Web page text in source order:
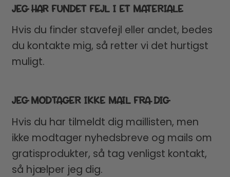
JEG HAR FUNDET FEJL I ET MATERIALE
Hvis du finder stavefejl eller andet, bedes
du kontakte mig, så retter vi det hurtigst
muligt.
JEG MODTAGER IKKE MAIL FRA DIG
Hvis du har tilmeldt dig maillisten, men
ikke modtager nyhedsbreve og mails om
gratisprodukter, så tag venligst kontakt,
så hjælper jeg dig.